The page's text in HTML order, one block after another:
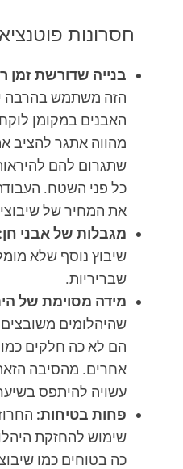
חסרונות
בנייה שדורשת זמן
הזה משתמש בהרבה
האבנים במקומן
מהווה אתגר להציב
שתגרום להם
כל פני השטח.
את המחיר של
מגבלות של אבני חן:
שיבוץ נוסף שלא
שבריריות.
מידה מסוימת של
שהיהלומים
הם לא כה חלקים כמו
אחרים. מהסיבה
עשויה להיתפס
פחות בטיחות:
שימוש להחזקת
כה בטוחים כמו